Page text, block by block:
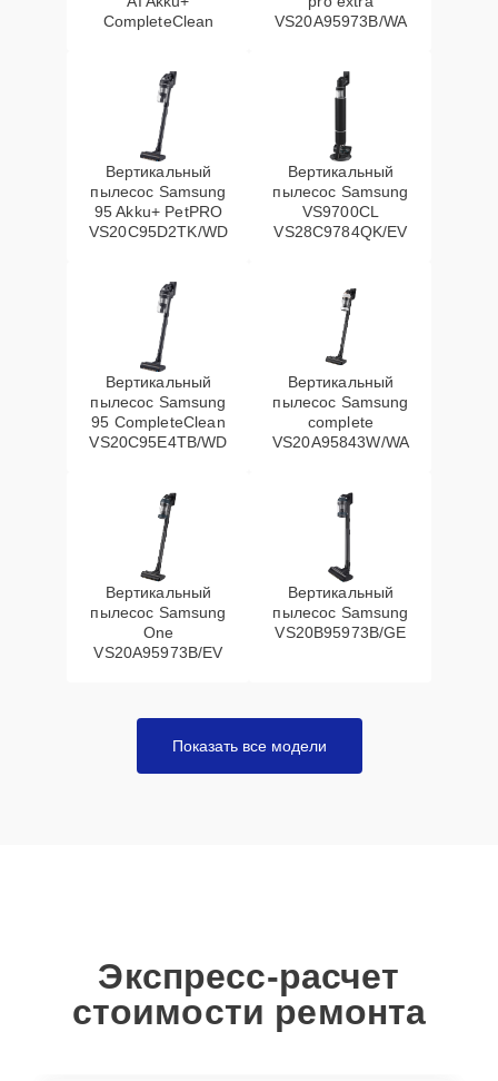
CompleteClean
VS20A95973B/WA
Вертикальный
пылесос Samsung
95 Akku+ PetPRO
VS20C95D2TK/WD
Вертикальный
пылесос Samsung
VS9700CL
VS28C9784QK/EV
Вертикальный
пылесос Samsung
95 CompleteClean
VS20C95E4TB/WD
Вертикальный
пылесос Samsung
complete
VS20A95843W/WA
Вертикальный
пылесос Samsung
One
VS20A95973B/EV
Вертикальный
пылесос Samsung
VS20B95973B/GE
Показать все модели
Экспресс-расчет
стоимости ремонта